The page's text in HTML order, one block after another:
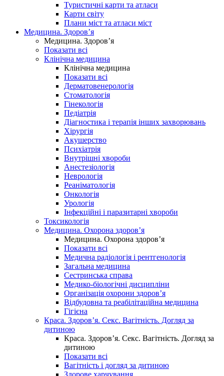
Туристичні карти та атласи
Карти світу
Плани міст та атласи міст
Медицина. Здоров’я
Медицина. Здоров’я
Показати всі
Клінічна медицина
Клінічна медицина
Показати всі
Дерматовенерологія
Стоматологія
Гінекологія
Педіатрія
Діагностика і терапія інших захворювань
Хірургія
Акушерство
Психіатрія
Внутрішні хвороби
Анестезіологія
Неврологія
Реаніматологія
Онкологія
Урологія
Інфекційні і паразитарні хвороби
Токсикологія
Медицина. Охорона здоров’я
Медицина. Охорона здоров’я
Показати всі
Медична радіологія і рентгенологія
Загальна медицина
Сестринська справа
Медико-біологічні дисципліни
Організація охорони здоров’я
Відбудовна та реабілітаційна медицина
Гігієна
Краса. Здоров’я. Секс. Вагітність. Догляд за
дитиною
Краса. Здоров’я. Секс. Вагітність. Догляд за
дитиною
Показати всі
Вагітність і догляд за дитиною
Здорове харчування